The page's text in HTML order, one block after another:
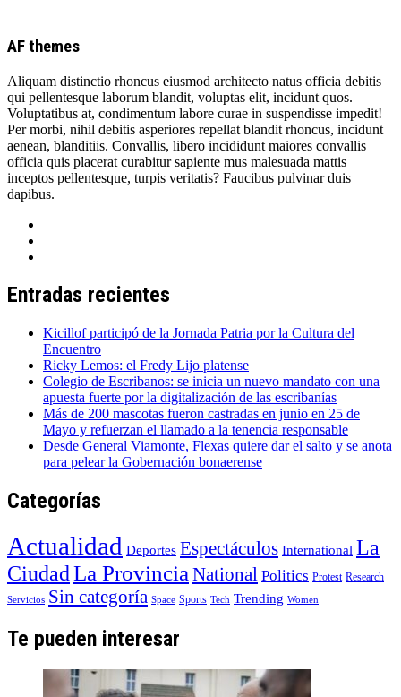
AF themes
Aliquam distinctio rhoncus eiusmod architecto natus officia debitis
qui pellentesque laborum blandit, voluptas elit, incidunt quos.
Voluptatibus at, condimentum labore curae in suspendisse impedit!
Per morbi, nihil debitis asperiores repellat blandit rhoncus, incidunt
aenean, blanditiis. Convallis, libero incididunt maiores convallis
officia quis placerat curabitur sapiente mus malesuada mattis
inceptos pellentesque, turpis veritatis? Faucibus pulvinar duis
dapibus.
Entradas recientes
Kicillof participó de la Jornada Patria por la Cultura del
Encuentro
Ricky Lemos: el Fredy Lijo platense
Colegio de Escribanos: se inicia un nuevo mandato con una
apuesta fuerte por la digitalización de las escribanías
Más de 200 mascotas fueron castradas en junio en 25 de
Mayo y refuerzan el llamado a la tenencia responsable
Desde General Viamonte, Flexas quiere dar el salto y se anota
para pelear la Gobernación bonaerense
Categorías
Actualidad Deportes Espectáculos International La
Ciudad La Provincia National Politics Protest Research
Servicios Sin categoría Space Sports Tech Trending Women
Te pueden interesar